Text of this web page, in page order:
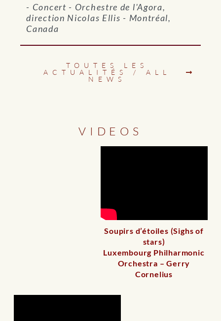
- Concert - Orchestre de l'Agora,
direction Nicolas Ellis - Montréal,
Canada
TOUTES LES
ACTUALITÉS / ALL
NEWS
VIDEOS
Soupirs d’étoiles (Sighs of
stars)
Luxembourg Philharmonic
Orchestra – Gerry
Cornelius